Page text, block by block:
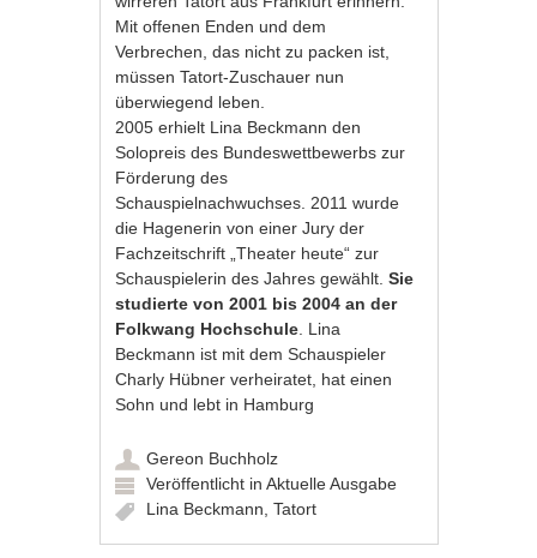
Mit offenen Enden und dem
Verbrechen, das nicht zu packen ist,
müssen Tatort-Zuschauer nun
überwiegend leben.
2005 erhielt Lina Beckmann den
Solopreis des Bundeswettbewerbs zur
Förderung des
Schauspielnachwuchses. 2011 wurde
die Hagenerin von einer Jury der
Fachzeitschrift „Theater heute“ zur
Schauspielerin des Jahres gewählt. Sie
studierte von 2001 bis 2004 an der
Folkwang Hochschule . Lina
Beckmann ist mit dem Schauspieler
Charly Hübner verheiratet, hat einen
Sohn und lebt in Hamburg
Gereon Buchholz
Veröffentlicht inAktuelle Ausgabe
Lina Beckmann ,Tatort